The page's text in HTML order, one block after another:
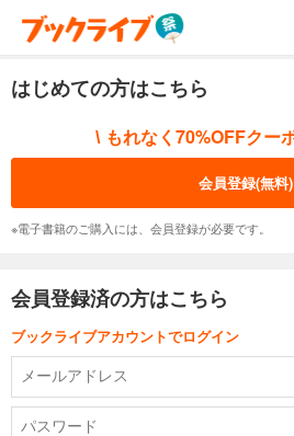
はじめての方はこちら
\ もれなく70%OFFクー
会員登録(無料)
※電子書籍のご購入には、会員登録が必要です。
会員登録済の方はこちら
ブックライブアカウントでログイン